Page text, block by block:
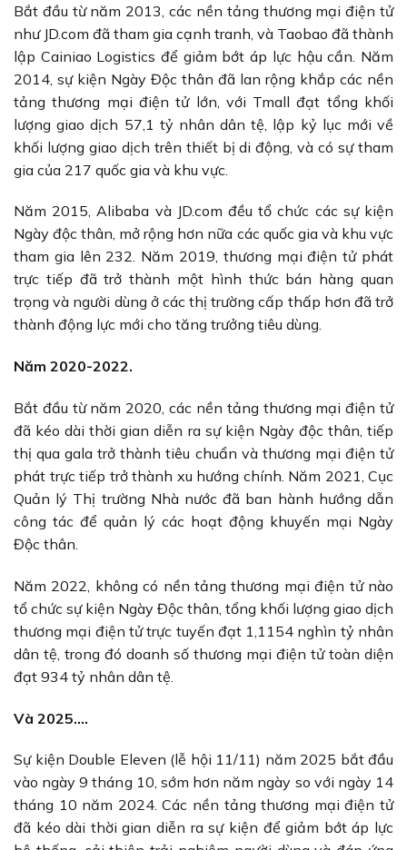
Bắt đầu từ năm 2013, các nền tảng thương mại điện tử
như JD.com đã tham gia cạnh tranh, và Taobao đã thành
lập Cainiao Logistics để giảm bớt áp lực hậu cần. Năm
2014, sự kiện Ngày Độc thân đã lan rộng khắp các nền
tảng thương mại điện tử lớn, với Tmall đạt tổng khối
lượng giao dịch 57,1 tỷ nhân dân tệ, lập kỷ lục mới về
khối lượng giao dịch trên thiết bị di động, và có sự tham
gia của 217 quốc gia và khu vực.
Năm 2015, Alibaba và JD.com đều tổ chức các sự kiện
Ngày độc thân, mở rộng hơn nữa các quốc gia và khu vực
tham gia lên 232. Năm 2019, thương mại điện tử phát
trực tiếp đã trở thành một hình thức bán hàng quan
trọng và người dùng ở các thị trường cấp thấp hơn đã trở
thành động lực mới cho tăng trưởng tiêu dùng.
Năm 2020-2022.
Bắt đầu từ năm 2020, các nền tảng thương mại điện tử
đã kéo dài thời gian diễn ra sự kiện Ngày độc thân, tiếp
thị qua gala trở thành tiêu chuẩn và thương mại điện tử
phát trực tiếp trở thành xu hướng chính. Năm 2021, Cục
Quản lý Thị trường Nhà nước đã ban hành hướng dẫn
công tác để quản lý các hoạt động khuyến mại Ngày
Độc thân.
Năm 2022, không có nền tảng thương mại điện tử nào
tổ chức sự kiện Ngày Độc thân, tổng khối lượng giao dịch
thương mại điện tử trực tuyến đạt 1,1154 nghìn tỷ nhân
dân tệ, trong đó doanh số thương mại điện tử toàn diện
đạt 934 tỷ nhân dân tệ.
Và 2025….
Sự kiện Double Eleven (lễ hội 11/11) năm 2025 bắt đầu
vào ngày 9 tháng 10, sớm hơn năm ngày so với ngày 14
tháng 10 năm 2024. Các nền tảng thương mại điện tử
đã kéo dài thời gian diễn ra sự kiện để giảm bớt áp lực